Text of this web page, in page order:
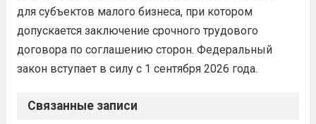
для субъектов малого бизнеса, при котором
допускается заключение срочного трудового
договора по соглашению сторон. Федеральный
закон вступает в силу с 1 сентября 2026 года.
Связанные записи